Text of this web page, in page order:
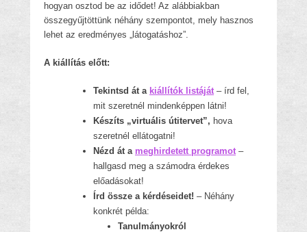
hogyan osztod be az idődet! Az alábbiakban
összegyűjtöttünk néhány szempontot, mely hasznos
lehet az eredményes „látogatáshoz”.
A kiállítás előtt:
Tekintsd át a kiállítók listáját– írd fel,
mit szeretnél mindenképpen látni!
Készíts „virtuális útitervet”, hova
szeretnél ellátogatni!
Nézd át a meghirdetett programot –
hallgasd meg a számodra érdekes
előadásokat!
Írd össze a kérdéseidet! – Néhány
konkrét példa:
Tanulmányokról